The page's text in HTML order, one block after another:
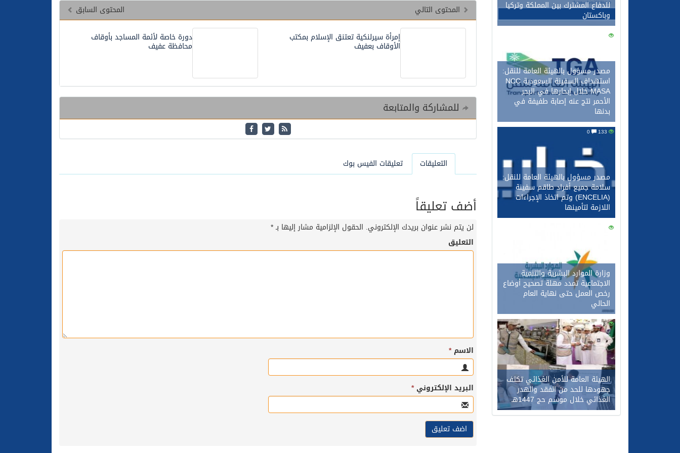
للدفاع المشترك بين المملكة وتركيا
وباكستان
143
مصدر مسؤول بالهيئة العامة للنقل:
استهداف السفينة السعودية NCC
MASA خلال إبحارها في البحر
الأحمر نتج عنه إصابة طفيفة في
بدنها
مصدر مسؤول بالهيئة العامة للنقل:
سلامة جميع أفراد طاقم سفينة
(ENCELIA) وتم اتخاذ الإجراءات
اللازمة لتأمينها
116
وزارة الموارد البشرية والتنمية
الاجتماعية تمدد مهلة تصحيح أوضاع
رخص العمل حتى نهاية العام
الحالي
98
0
الهيئة العامة للأمن الغذائي تكثف
جهودها للحد من الفقد والهدر
الغذائي خلال موسم حج 1447هـ
المحتوى السابق
المحتوى التالي
دورة خاصة لأئمة المساجد بأوقاف
محافظة عفيف
إمرأة سيرلنكية تعتنق الإسلام بمكتب
الأوقاف بعفيف
للمشاركة والمتابعة
التعليقات تعليقات الفيس بوك
أضف تعليقاً
لن يتم نشر عنوان بريدك الإلكتروني. الحقول الإلزامية مشار إليها بـ*
التعليق
الاسم*
البريد الإلكتروني*